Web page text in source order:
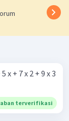
x + 7 x 2 + 9 x 3
terverifikasi